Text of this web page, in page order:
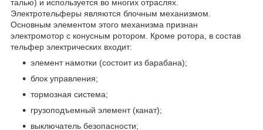
талью) и используется во многих отраслях.
Электротельферы являются блочным механизмом.
Основным элементом этого механизма признан
электромотор с конусным ротором. Кроме ротора, в состав
тельфер электрических входит:
элемент намотки (состоит из барабана);
блок управления;
тормозная система;
грузоподъемный элемент (канат);
выключатель безопасности;